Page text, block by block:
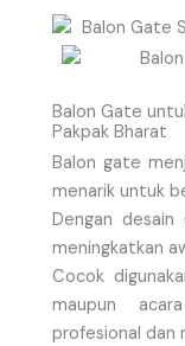
Balon Gate
Pakpak Bharat
Balon gate
menarik untuk
Dengan
meningkatkan
Cocok
maupun
profesional dan